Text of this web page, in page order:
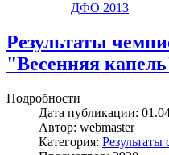
ДФО 2013
Результаты
"Весенняя
Подробности
Дата публикации:
Автор: webmaster
Категория: Результаты